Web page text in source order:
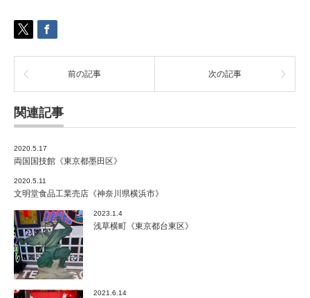
フ
ル
福々
ス
タ
ン
《埼
玉
川
越
市》
は
前の記事 次の記事
関連記事
2020.5.17
両国国技館《東京都墨田区》
2020.5.11
文明堂食品工業売店《神奈川県横浜市》
2023.1.4
浅草横町《東京都台東区》
2021.6.14